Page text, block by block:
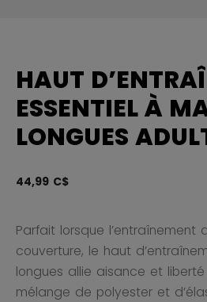
HAUT
ESSENTIEL À
LONGUES
44,99 C$
Parfait lorsque l’entraînement
couverture, le haut
longues allie aisance et
mélange de polyester et